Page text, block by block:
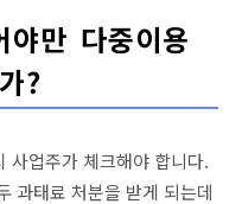
만 다중이용
?
사업주가 체크해야 합니다.
과태료 처분을 받게 되는데